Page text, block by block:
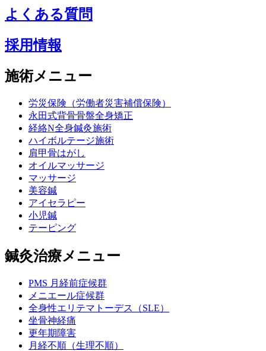
よくある質問
採用情報
施術メニュー
労災保険（労働者災害補償保険）
永田式背骨骨盤全身矯正
経絡N全身鍼灸施術
ハイボルテージ施術
肩甲骨はがし
オイルマッサージ
マッサージ
美容鍼
アイセラピー
小児鍼
テーピング
鍼灸治療メニュー
PMS 月経前症候群
メニエール症候群
全身性エリテマトーデス（SLE）
坐骨神経痛
更年期障害
月経不順（生理不順）